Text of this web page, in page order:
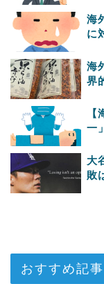
海
に
海
界
一
大
敗
おすすめ記事